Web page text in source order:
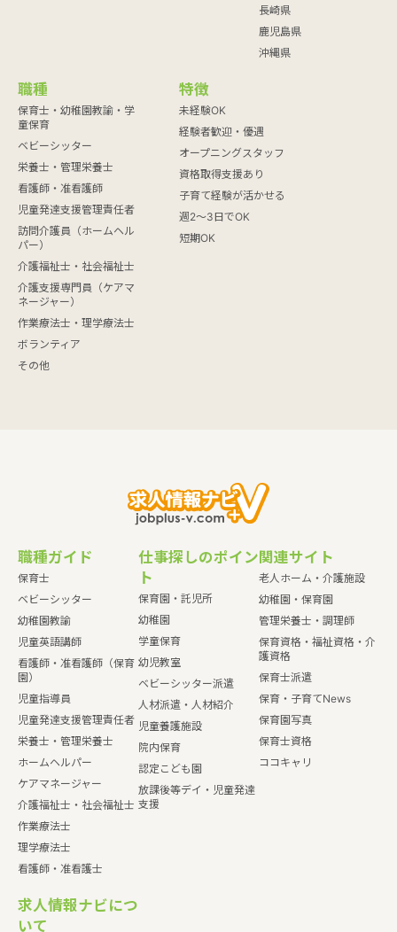
長崎県
鹿児島県
沖縄県
職種
保育士・幼稚園教諭・学
童保育
ベビーシッター
栄養士・管理栄養士
看護師・准看護師
児童発達支援管理責任者
訪問介護員（ホームヘル
パー）
介護福祉士・社会福祉士
介護支援専門員（ケアマ
ネージャー）
作業療法士・理学療法士
ボランティア
その他
特徴
未経験OK
経験者歓迎・優遇
オープニングスタッフ
資格取得支援あり
子育て経験が活かせる
週2～3日でOK
短期OK
職種ガイド
保育士
ベビーシッター
幼稚園教諭
児童英語講師
看護師・准看護師（保育
園）
児童指導員
児童発達支援管理責任者
栄養士・管理栄養士
ホームヘルパー
ケアマネージャー
介護福祉士・社会福祉士
作業療法士
理学療法士
看護師・准看護士
仕事探しのポイン
ト
保育園・託児所
幼稚園
学童保育
幼児教室
ベビーシッター派遣
人材派遣・人材紹介
児童養護施設
院内保育
認定こども園
放課後等デイ・児童発達
支援
関連サイト
老人ホーム・介護施設
幼稚園・保育園
管理栄養士・調理師
保育資格・福祉資格・介
護資格
保育士派遣
保育・子育てNews
保育園写真
保育士資格
ココキャリ
求人情報ナビにつ
いて